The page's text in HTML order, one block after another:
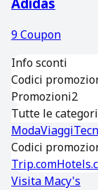
9 Coupon
Info sconti
Codici
Promozioni2
Tutte le
ModaViaggi
Codici
Trip.com
Visita Macy's